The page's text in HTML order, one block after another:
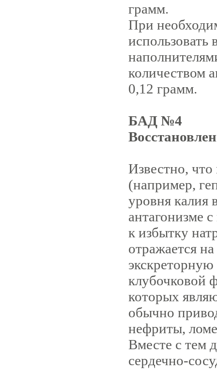
грамм.
При
использовать
0,12 грамм.
БАД №4
Известно,
(например,
уровня калия
антагонизме
к избытку
отражается
клубочковой
которых
обычно
нефриты,
Вместе с тем
сердечно-